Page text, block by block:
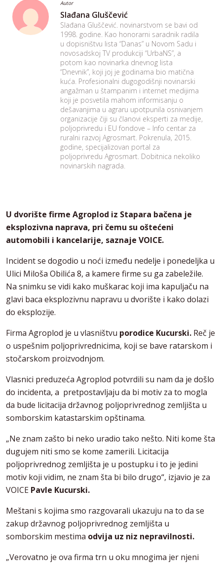
Autor
Slađana Gluščević
Slađana Gluščević. novinarstvom se bavi od
1998. godine. Kao honorarni saradnik radila
u dopisništvu lista “Danas” u Novom Sadu i
novosadskoj TV produkciji “UrbaNS”, a
potom kao novinarka dnevnog lista
“Dnevnik”, koji joj je godinama bio matična
kuća. Profesionalni dugogodišnji novinarski
angažman u štampanim i internet medijima
koji je posvetila mahom informisanju o
dešavanjima u agraru upotpunila osnivanjem
organizacije čiji su članovi eksperti za medije,
poljoprivredu i EU fondove – Info centar za
ruralni razvoj Agrosmart. Pokrenula, 2015.
godine, specijalizovan portal za
poljoprivredu Agrosmart. Dobitnica nekoliko
novinarskih nagrada.
U dvorište firme Agroplod iz Stapara bačena je
eksplozivna naprava, pri čemu su oštećeni
automobili i kancelarije, saznaje VOICE.
Incident se dogodio u noći između nedelje i ponedeljka u
Ulici Miloša Obilića 8, a kamere firme su ga zabeležile.
Na snimku se vidi kako muškarac koji ima kapuljaču na
glavi baca eksplozivnu napravu u dvorište i kako dolazi
do eksplozije.
Firma Agroplod je u vlasništvu porodice Kucurski. Reč je
o uspešnim poljoprivrednicima, koji se bave ratarskom i
stočarskom proizvodnjom.
Vlasnici preduzeća Agroplod potvrdili su nam da je došlo
do incidenta, a pretpostavljaju da bi motiv za to mogla
da bude licitacija državnog poljoprivrednog zemljišta u
somborskim katastarskim opštinama.
„Ne znam zašto bi neko uradio tako nešto. Niti kome šta
dugujem niti smo se kome zamerili. Licitacija
poljoprivrednog zemljišta je u postupku i to je jedini
motiv koji vidim, ne znam šta bi bilo drugo“, izjavio je za
VOICE Pavle Kucurski.
Meštani s kojima smo razgovarali ukazuju na to da se
zakup državnog poljoprivrednog zemljišta u
somborskim mestima odvija uz niz nepravilnosti.
„Verovatno je ova firma trn u oku mnogima jer njeni